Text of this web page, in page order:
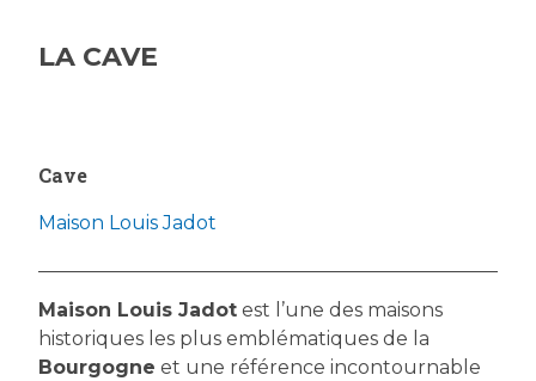
LA CAVE
Cave
Maison Louis Jadot
Maison Louis Jadot est l’une des maisons
historiques les plus emblématiques de la
Bourgogne et une référence incontournable